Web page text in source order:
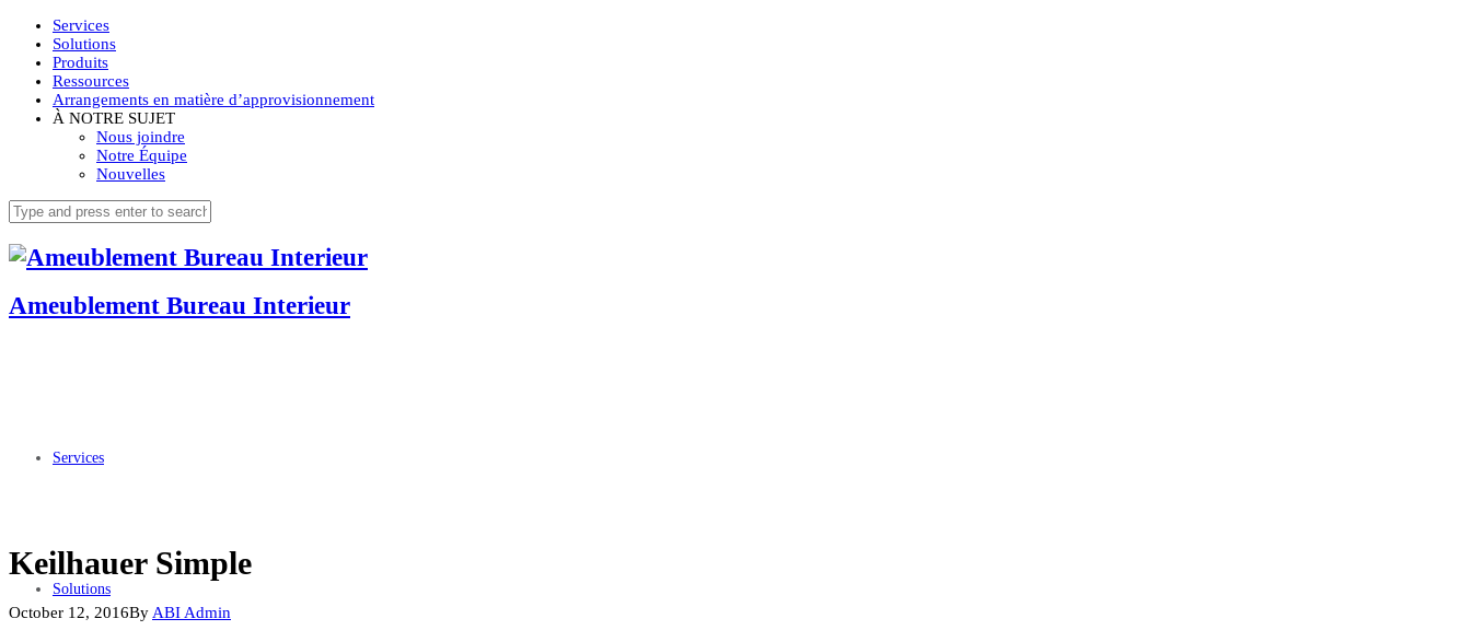
Services
Solutions
Produits
Ressources
Arrangements en matière d’approvisionnement
À NOTRE SUJET
Nous joindre
Notre Équipe
Nouvelles
Ameublement Bureau Interieur
Services
Solutions
Keilhauer Simple
October 12, 2016By ABI Admin